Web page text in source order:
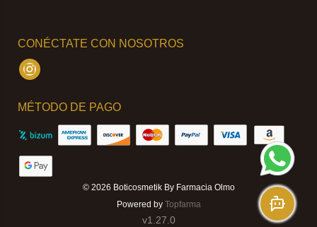
CONÉCTATE CON NOSOTROS
Instagram
MÉTODO DE PAGO
© 2026 Boticosmetik By Farmacia Olmo
Powered by Topfarma
v1.27.0